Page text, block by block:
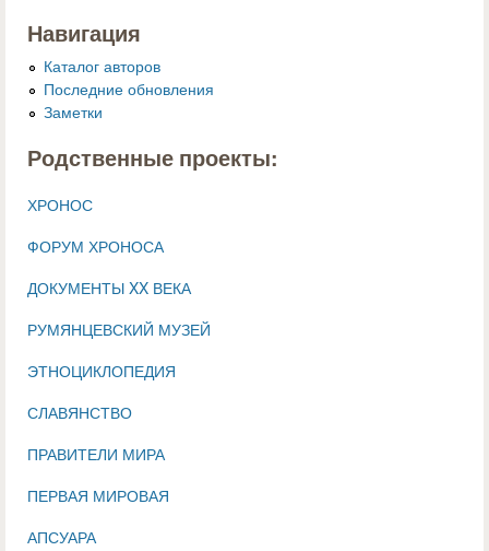
Навигация
Каталог авторов
Последние обновления
Заметки
Родственные проекты:
ХРОНОС
ФОРУМ ХРОНОСА
ДОКУМЕНТЫ XX ВЕКА
РУМЯНЦЕВСКИЙ МУЗЕЙ
ЭТНОЦИКЛОПЕДИЯ
СЛАВЯНСТВО
ПРАВИТЕЛИ МИРА
ПЕРВАЯ МИРОВАЯ
АПСУАРА